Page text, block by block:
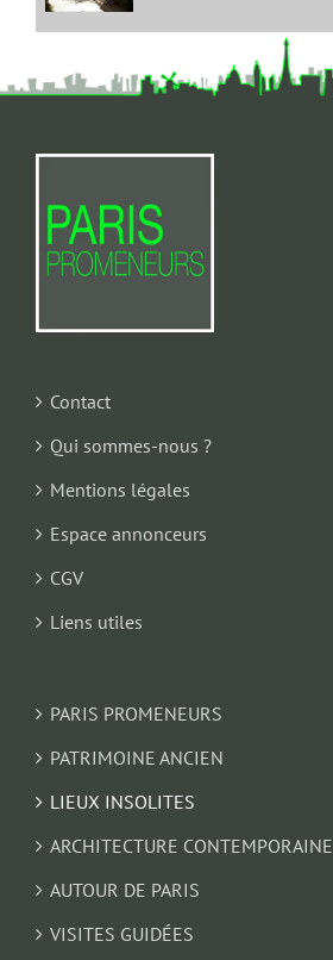
Contact
Qui sommes-nous ?
Mentions légales
Espace annonceurs
CGV
Liens utiles
PARIS PROMENEURS
PATRIMOINE ANCIEN
LIEUX INSOLITES
ARCHITECTURE CONTEMPORAINE
AUTOUR DE PARIS
VISITES GUIDÉES